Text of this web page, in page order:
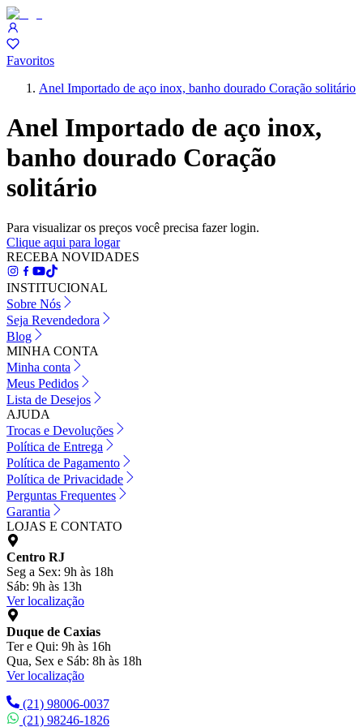
Favoritos
Anel Importado de aço inox, banho dourado Coração solitário
Anel Importado de aço inox,
banho dourado Coração
solitário
Para visualizar os preços você precisa fazer login.
Clique aqui para logar
RECEBA NOVIDADES
INSTITUCIONAL
Sobre Nós
Seja Revendedora
Blog
MINHA CONTA
Minha conta
Meus Pedidos
Lista de Desejos
AJUDA
Trocas e Devoluções
Política de Entrega
Política de Pagamento
Política de Privacidade
Perguntas Frequentes
Garantia
LOJAS E CONTATO
Centro RJ
Seg a Sex: 9h às 18h
Sáb: 9h às 13h
Ver localização
Duque de Caxias
Ter e Qui: 9h às 16h
Qua, Sex e Sáb: 8h às 18h
Ver localização
(21) 98006-0037
(21) 98246-1826